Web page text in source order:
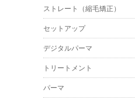
ストレート（縮毛矯正）
セットアップ
デジタルパーマ
トリートメント
パーマ